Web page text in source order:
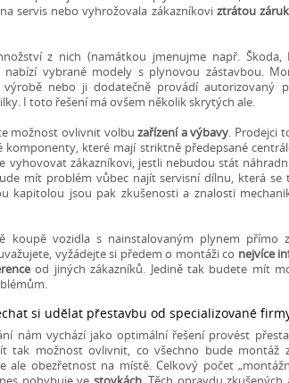
servis nebo vyhrožovala zákazníkovi ztrátou
z nich (namátkou jmenujme např. Škoda,
nabízí vybrané modely s plynovou zástavbou.
nebo ji dodatečně provádí autorizovaný
I toto řešení má ovšem několik skrytých ale.
možnost ovlivnit volbuzařízení a výbavy. Prodejci
komponenty, které mají striktně předepsané
vyhovovat zákazníkovi, jestli nebudou stát
mít problém vůbec najít servisní dílnu, která se
kapitolou jsou pak zkušenosti a znalosti
koupě vozidla s nainstalovaným plynem přímo
vyžádejte si předem o montáži co nejvíce
od jiných zákazníků. Jedině tak budete mít
si udělat přestavbu od specializované
nám vychází jako optimální řešení provést
tak možnost ovlivnit, co všechno bude montáž
ale obezřetnost na místě. Celkový počet